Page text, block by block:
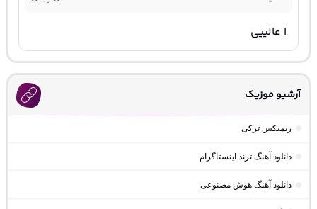
ا عالییی
آرشیو موزیک
ریمیکس ترکی
دانلود آهنگ ترند اینستاگرام
دانلود آهنگ هوش مصنوعی